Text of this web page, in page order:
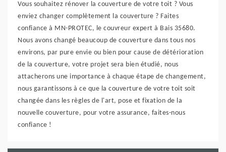
Vous souhaitez rénover la couverture de votre toit ? Vous
enviez changer complètement la couverture ? Faites
confiance à MN-PROTEC, le couvreur expert à Bais 35680.
Nous avons changé beaucoup de couverture dans tous nos
environs, par pure envie ou bien pour cause de détérioration
de la couverture, votre projet sera bien étudié, nous
attacherons une importance à chaque étape de changement,
nous garantissons à ce que la couverture de votre toit soit
changée dans les règles de l'art, pose et fixation de la
nouvelle couverture, pour votre assurance, faites-nous
confiance !